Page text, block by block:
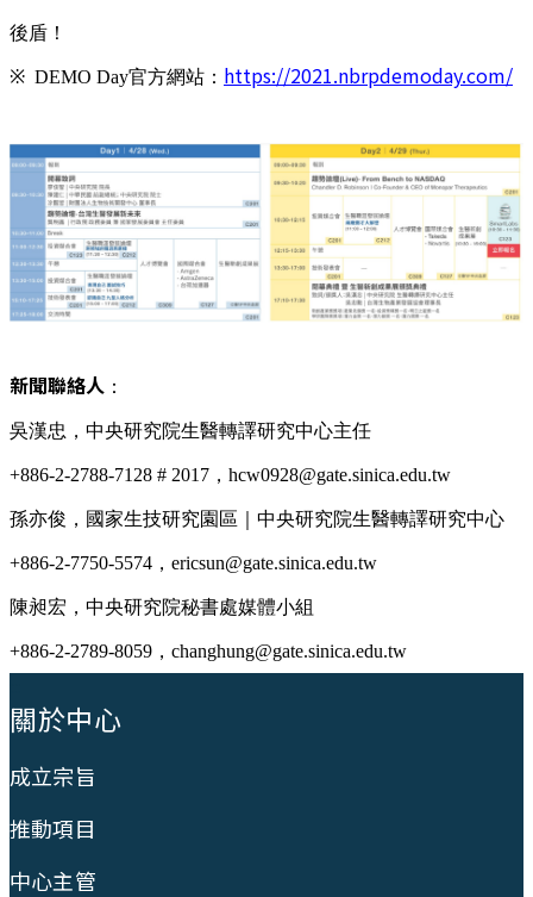
後盾！
※ DEMO Day官方網站： https://2021.nbrpdemoday.com/
新聞聯絡人 ：
吳漢忠，中央研究院生醫轉譯研究中心主任
+886-2-2788-7128 # 2017，hcw0928@gate.sinica.edu.tw
孫亦俊，國家生技研究園區｜中央研究院生醫轉譯研究中心
+886-2-7750-5574，ericsun@gate.sinica.edu.tw
陳昶宏，中央研究院秘書處媒體小組
+886-2-2789-8059，changhung@gate.sinica.edu.tw
關於中心
成立宗旨
推動項目
中心主管